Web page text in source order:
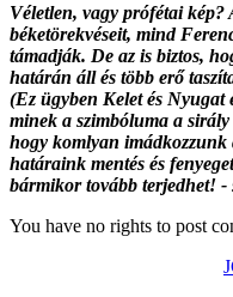
Véletlen, vagy prófétai kép?
béketörekvéseit, mind
támadják. De az is biztos,
határán áll és több erő
(Ez ügyben Kelet és Nyugat
minek a szimbóluma a
hogy komlyan imádkozzunk
határaink mentés és
bármikor tovább terjedhet! -
You have no rights to post